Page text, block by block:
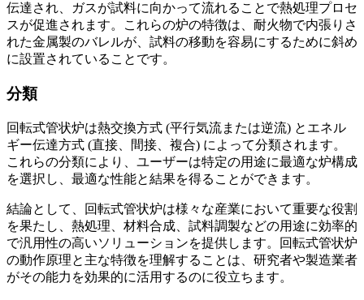
伝達され、ガスが試料に向かって流れることで熱処理プロセ
スが促進されます。これらの炉の特徴は、耐火物で内張りさ
れた金属製のバレルが、試料の移動を容易にするために斜め
に設置されていることです。
分類
回転式管状炉は熱交換方式 (平行気流または逆流) とエネル
ギー伝達方式 (直接、間接、複合) によって分類されます。
これらの分類により、ユーザーは特定の用途に最適な炉構成
を選択し、最適な性能と結果を得ることができます。
結論として、回転式管状炉は様々な産業において重要な役割
を果たし、熱処理、材料合成、試料調製などの用途に効率的
で汎用性の高いソリューションを提供します。回転式管状炉
の動作原理と主な特徴を理解することは、研究者や製造業者
がその能力を効果的に活用するのに役立ちます。